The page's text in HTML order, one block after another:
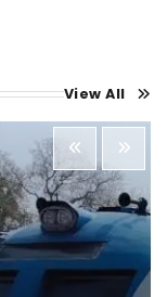
View All